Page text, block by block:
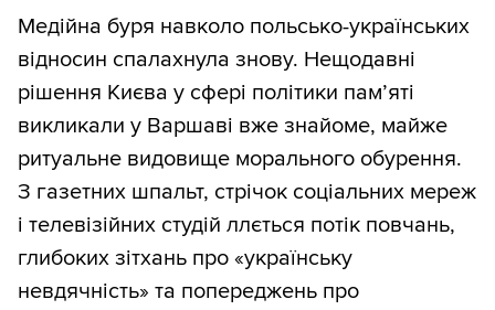
Медійна буря навколо польсько-українських
відносин спалахнула знову. Нещодавні
рішення Києва у сфері політики пам’яті
викликали у Варшаві вже знайоме, майже
ритуальне видовище морального обурення.
З газетних шпальт, стрічок соціальних мереж
і телевізійних студій ллється потік повчань,
глибоких зітхань про «українську
невдячність» та попереджень про